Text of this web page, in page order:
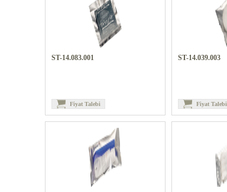
ST-14.083.001
Fiyat Talebi
ST-14.039.003
Fiyat Talebi